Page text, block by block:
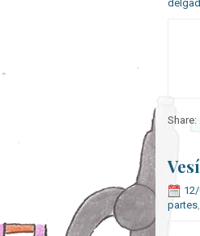
Share:
partes